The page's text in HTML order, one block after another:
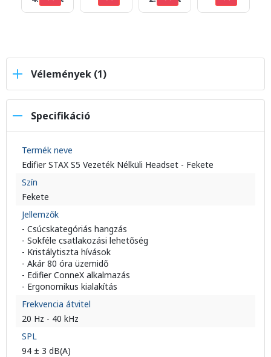
Vélemények (1)
Specifikáció
Termék neve
Edifier STAX S5 Vezeték Nélküli Headset - Fekete
Szín
Fekete
Jellemzők
- Csúcskategóriás hangzás
- Sokféle csatlakozási lehetőség
- Kristálytiszta hívások
- Akár 80 óra üzemidő
- Edifier ConneX alkalmazás
- Ergonomikus kialakítás
Frekvencia átvitel
20 Hz - 40 kHz
SPL
94 ± 3 dB(A)